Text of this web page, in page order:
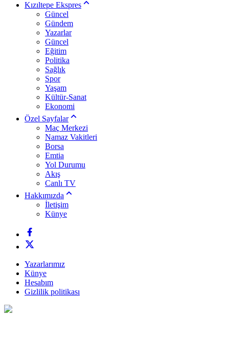
Kızıltepe Ekspres
Güncel
Gündem
Yazarlar
Güncel
Eğitim
Politika
Sağlık
Spor
Yaşam
Kültür-Sanat
Ekonomi
Özel Sayfalar
Maç Merkezi
Namaz Vakitleri
Borsa
Emtia
Yol Durumu
Akış
Canlı TV
Hakkımızda
İletişim
Künye
Yazarlarımız
Künye
Hesabım
Gizlilik politikası